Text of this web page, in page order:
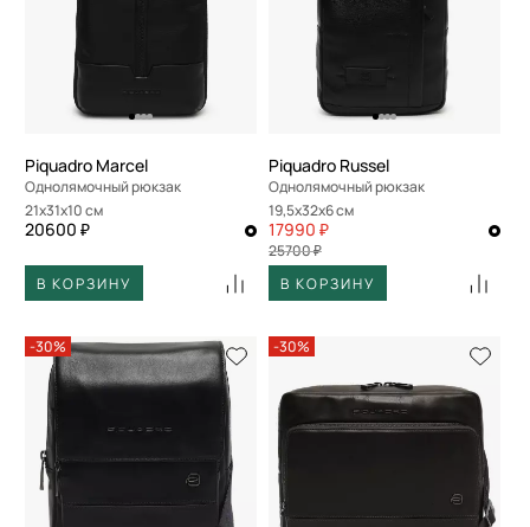
Piquadro Marcel
Однолямочный рюкзак
21x31x10 см
20600 ₽
В КОРЗИНУ
Piquadro Russel
Однолямочный рюкзак
19,5x32x6 см
17990 ₽
25700 ₽
В КОРЗИНУ
-30% -30%